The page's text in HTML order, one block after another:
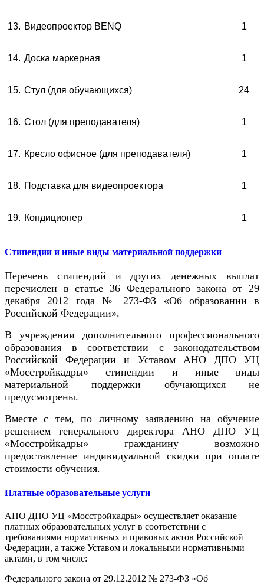
13. Видеопроектор BENQ 1
14. Доска маркерная 1
15. Стул (для обучающихся) 24
16. Стол (для преподавателя) 1
17. Кресло офисное (для преподавателя) 1
18. Подставка для видеопроектора 1
19. Кондиционер 1
Стипендии и иные виды материальной поддержки
Перечень стипендий и других денежных выплат
перечислен в статье 36 Федерального закона от 29
декабря 2012 года № 273-ФЗ «Об образовании в
Российской Федерации».
В учреждении дополнительного профессионального
образования в соответствии с законодательством
Российской Федерации и Уставом АНО ДПО УЦ
«Мосстройкадры» стипендии и иные виды
материальной поддержки обучающихся не
предусмотрены.
Вместе с тем, по личному заявлению на обучение
решением генерального директора АНО ДПО УЦ
«Мосстройкадры» гражданину возможно
предоставление индивидуальной скидки при оплате
стоимости обучения.
Платные образовательные услуги
АНО ДПО УЦ «Мосстройкадры» осуществляет оказание
платных образовательных услуг в соответствии с
требованиями нормативных и правовых актов Российской
Федерации, а также Уставом и локальными нормативными
актами, в том числе:
Федерального закона от 29.12.2012 № 273-ФЗ «Об